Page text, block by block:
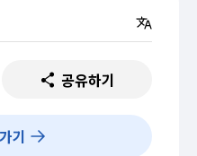
공유하기
기